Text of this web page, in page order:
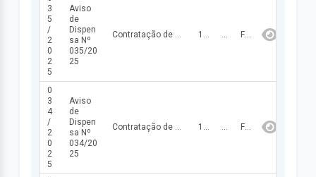
3
5
/
2
0
2
5
Aviso
de
Dispen
sa Nº
035/20
25
Contratação de empresa para fornecimento de material odontológico para atender as necessidades da Secretaria Municipal de Saúde de Santo Antônio dos Milagres – PI. 13/11/2025 59.066,47 FINALIZADA
0
3
4
/
2
0
2
5
Aviso
de
Dispen
sa Nº
034/20
25
Contratação de empresa para execução dos serviços de limpeza e desinfecção de caixas d'águas para atender as necessidades da Prefeitura Municipal de Santo Antônio do Milagres - PI. 15/10/2025 26.640,00 FINALIZADA